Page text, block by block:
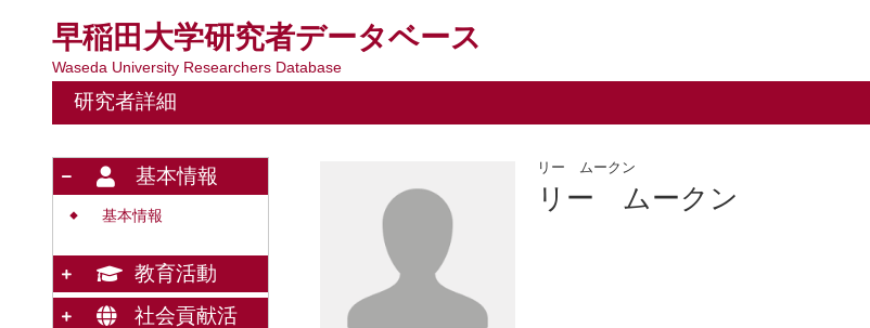
早稲田大学研究者データベース
Waseda University Researchers Database
研究者詳細
基本情報
◆ 基本情報
教育活動
社会貢献活
リー ムークン
リー ムークン